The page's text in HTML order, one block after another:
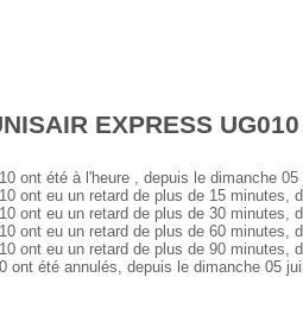
EXPRESS
ont été à l'heure , depuis le dimanche 05
ont eu un retard de plus de 15 minutes,
ont eu un retard de plus de 30 minutes,
ont eu un retard de plus de 60 minutes,
ont eu un retard de plus de 90 minutes,
été annulés, depuis le dimanche 05